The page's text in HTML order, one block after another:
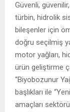
Güvenli,
türbin, hidrolik
bileşenler için
doğru seçilmiş
motor yağları,
ürün geliştirme
“Biyobozunur
başlıkları ile
amaçları